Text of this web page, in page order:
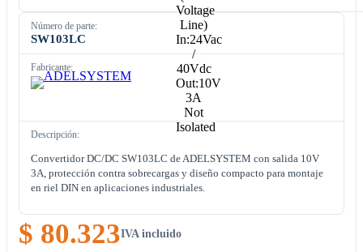
Número de parte:
SW103LC
Fabricante:
Descripción:
Convertidor DC/DC SW103LC de ADELSYSTEM con salida 10V
3A, protección contra sobrecargas y diseño compacto para montaje
en riel DIN en aplicaciones industriales.
$ 80.323IVA incluido